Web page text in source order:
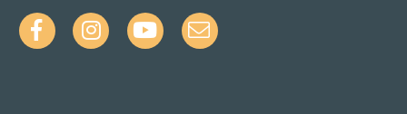
FacebookInstagramYouTubeE-
Mail